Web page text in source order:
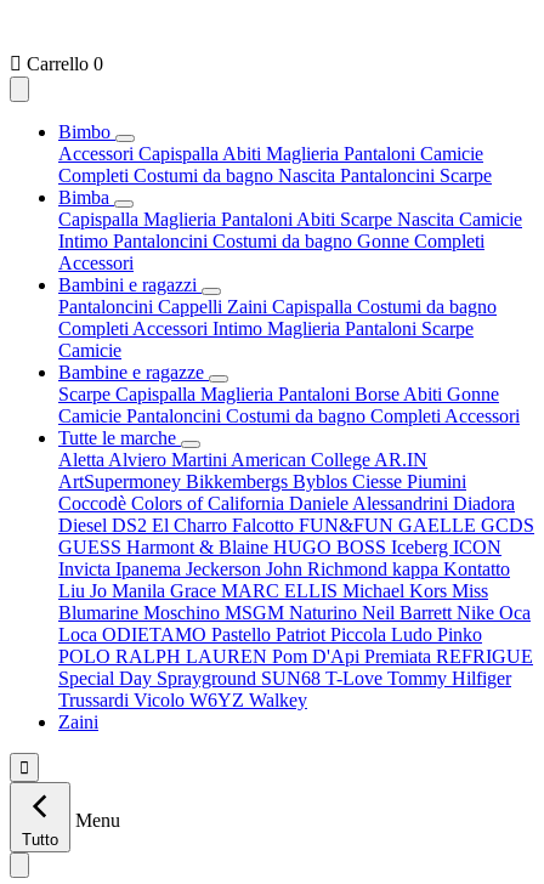
 Carrello 0
Bimbo
Accessori Capispalla Abiti Maglieria Pantaloni Camicie
Completi Costumi da bagno Nascita Pantaloncini Scarpe
Bimba
Capispalla Maglieria Pantaloni Abiti Scarpe Nascita Camicie
Intimo Pantaloncini Costumi da bagno Gonne Completi
Accessori
Bambini e ragazzi
Pantaloncini Cappelli Zaini Capispalla Costumi da bagno
Completi Accessori Intimo Maglieria Pantaloni Scarpe
Camicie
Bambine e ragazze
Scarpe Capispalla Maglieria Pantaloni Borse Abiti Gonne
Camicie Pantaloncini Costumi da bagno Completi Accessori
Tutte le marche
Aletta Alviero Martini American College AR.IN
ArtSupermoney Bikkembergs Byblos Ciesse Piumini
Coccodè Colors of California Daniele Alessandrini Diadora
Diesel DS2 El Charro Falcotto FUN&FUN GAELLE GCDS
GUESS Harmont & Blaine HUGO BOSS Iceberg ICON
Invicta Ipanema Jeckerson John Richmond kappa Kontatto
Liu Jo Manila Grace MARC ELLIS Michael Kors Miss
Blumarine Moschino MSGM Naturino Neil Barrett Nike Oca
Loca ODIETAMO Pastello Patriot Piccola Ludo Pinko
POLO RALPH LAUREN Pom D'Api Premiata REFRIGUE
Special Day Sprayground SUN68 T-Love Tommy Hilfiger
Trussardi Vicolo W6YZ Walkey
Zaini

Tutto
Menu